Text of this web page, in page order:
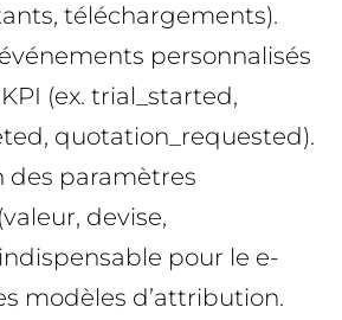
téléchargements).
personnalisés
(ex. trial_started,
quotation_requested).
des paramètres
devise,
pour le e-
modèles d’attribution.